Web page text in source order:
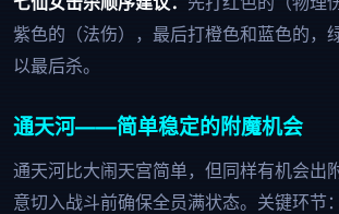
紫色的（法伤），最后打橙色和蓝色的，
以最后杀。
通天河——简单稳定的附魔机会
通天河比大闹天宫简单，但同样有机会出
意切入战斗前确保全员满状态。关键环节：